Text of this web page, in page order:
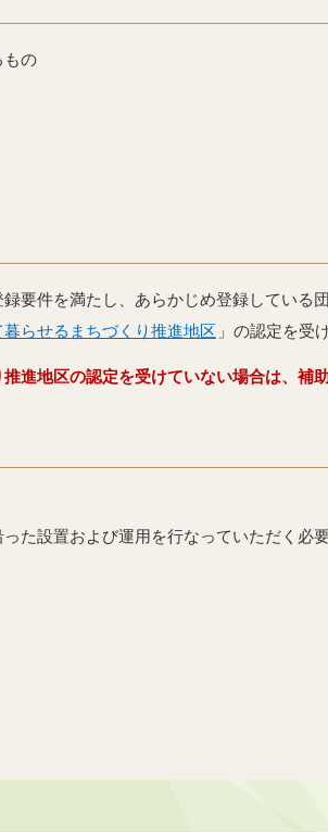
もの
録要件を満たし、あらかじめ登録している団
らせるまちづくり推進地区 」の認定を受
進地区の認定を受けていない場合は、補
た設置および運用を行なっていただく必要